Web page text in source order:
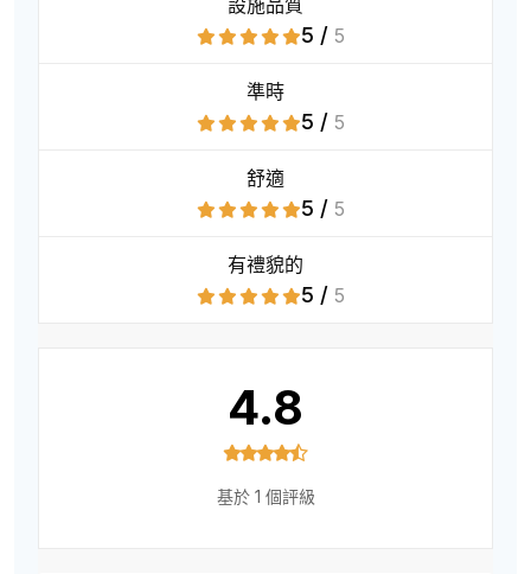
5 / 5
準時
5 / 5
舒適
5 / 5
有禮貌的
5 / 5
4.8
基於 1 個評級